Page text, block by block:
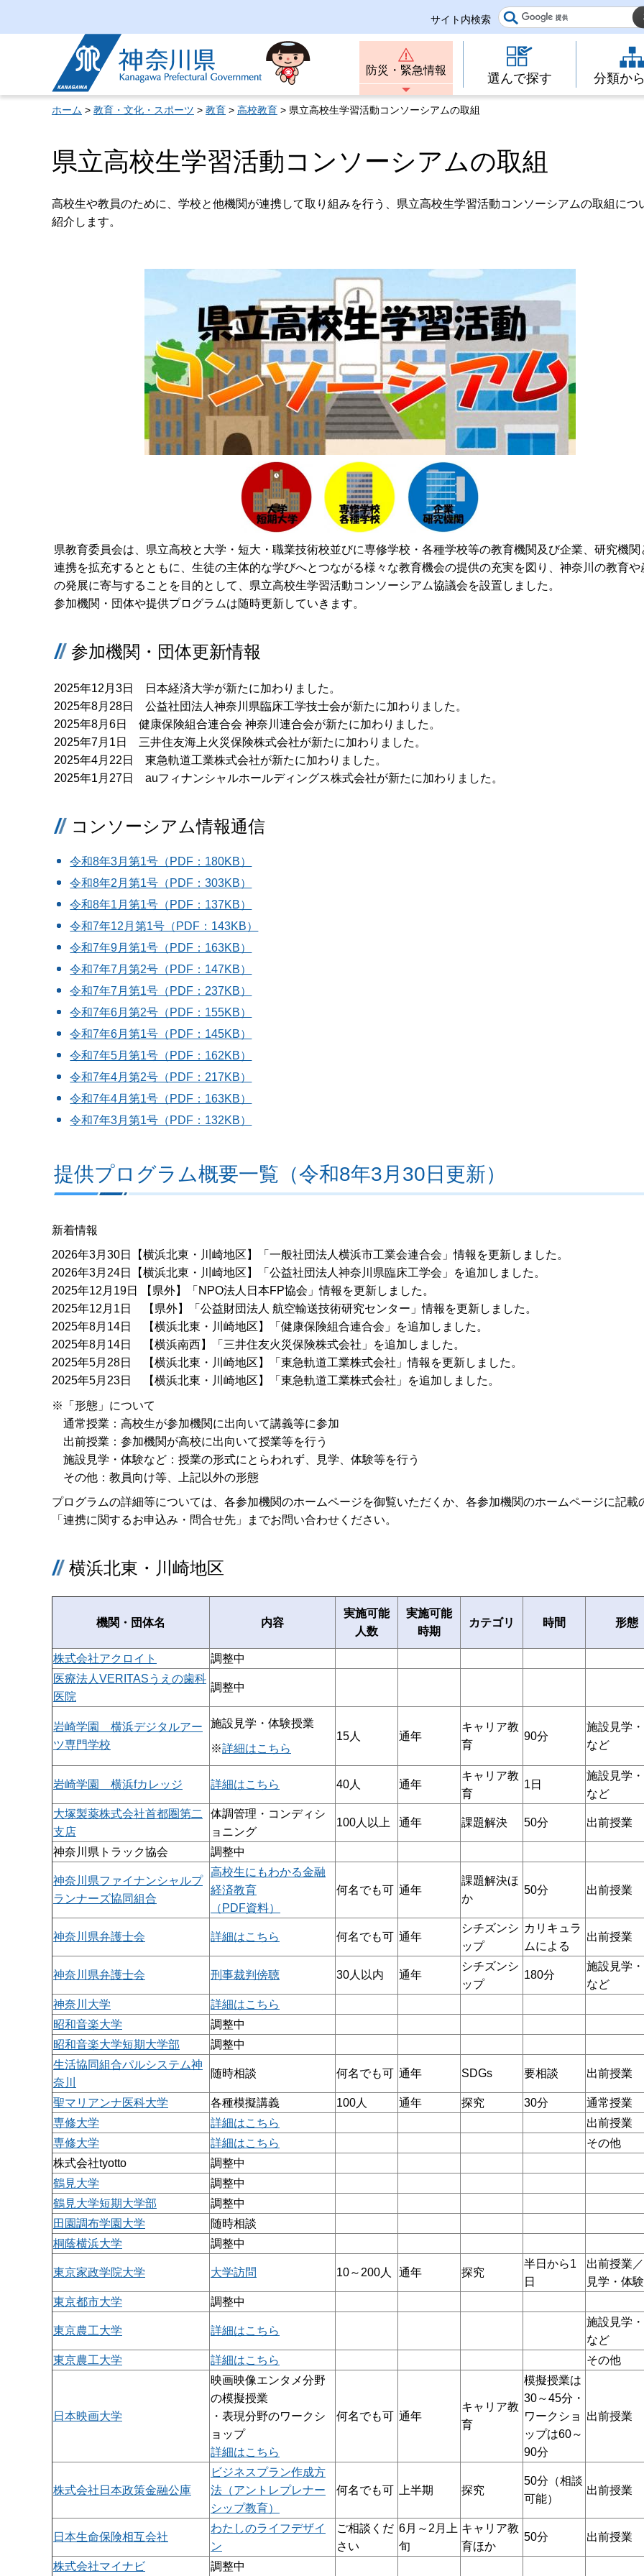
サイト内検索
神奈川県
防災・緊急情報
選んで探す 分類か
ホーム > 教育・文化・スポーツ > 教育 > 高校教育 > 県立高校生学習活動コンソーシアムの取組
県立高校生学習活動コンソーシアムの取組
高校生や教員のために、学校と他機関が連携して取り組みを行う、県立高校生学習活動コンソーシアムの取組につ
紹介します。
県教育委員会は、県立高校と大学・短大・職業技術校並びに専修学校・各種学校等の教育機関及び企業、研究機関
連携を拡充するとともに、生徒の主体的な学びへとつながる様々な教育機会の提供の充実を図り、神奈川の教育や
の発展に寄与することを目的として、県立高校生学習活動コンソーシアム協議会を設置しました。
参加機関・団体や提供プログラムは随時更新していきます。
参加機関・団体更新情報
2025年12月3日 日本経済大学が新たに加わりました。
2025年8月28日 公益社団法人神奈川県臨床工学技士会が新たに加わりました。
2025年8月6日 健康保険組合連合会 神奈川連合会が新たに加わりました。
2025年7月1日 三井住友海上火災保険株式会社が新たに加わりました。
2025年4月22日 東急軌道工業株式会社が新たに加わりました。
2025年1月27日 auフィナンシャルホールディングス株式会社が新たに加わりました。
コンソーシアム情報通信
令和8年3月第1号（PDF：180KB）
令和8年2月第1号（PDF：303KB）
令和8年1月第1号（PDF：137KB）
令和7年12月第1号（PDF：143KB）
令和7年9月第1号（PDF：163KB）
令和7年7月第2号（PDF：147KB）
令和7年7月第1号（PDF：237KB）
令和7年6月第2号（PDF：155KB）
令和7年6月第1号（PDF：145KB）
令和7年5月第1号（PDF：162KB）
令和7年4月第2号（PDF：217KB）
令和7年4月第1号（PDF：163KB）
令和7年3月第1号（PDF：132KB）
提供プログラム概要一覧（令和8年3月30日更新）
新着情報
2026年3月30日【横浜北東・川崎地区】「一般社団法人横浜市工業会連合会」情報を更新しました。
2026年3月24日【横浜北東・川崎地区】「公益社団法人神奈川県臨床工学会」を追加しました。
2025年12月19日 【県外】「NPO法人日本FP協会」情報を更新しました。
2025年12月1日 【県外】「公益財団法人 航空輸送技術研究センター」情報を更新しました。
2025年8月14日 【横浜北東・川崎地区】「健康保険組合連合会」を追加しました。
2025年8月14日 【横浜南西】「三井住友火災保険株式会社」を追加しました。
2025年5月28日 【横浜北東・川崎地区】「東急軌道工業株式会社」情報を更新しました。
2025年5月23日 【横浜北東・川崎地区】「東急軌道工業株式会社」を追加しました。
※「形態」について
通常授業：高校生が参加機関に出向いて講義等に参加
出前授業：参加機関が高校に出向いて授業等を行う
施設見学・体験など：授業の形式にとらわれず、見学、体験等を行う
その他：教員向け等、上記以外の形態
プログラムの詳細等については、各参加機関のホームページを御覧いただくか、各参加機関のホームページに記載
「連携に関するお申込み・問合せ先」までお問い合わせください。
横浜北東・川崎地区
機関・団体名 内容
実施可能
人数
実施可能
時期
カテゴリ 時間 形態
株式会社アクロイト
調整中
医療法人VERITASうえの歯科
医院
調整中
岩崎学園 横浜デジタルアー
ツ専門学校
施設見学・体験授業
※詳細はこちら
15人 通年
キャリア教
育
90分
施設見学
など
岩崎学園 横浜fカレッジ 詳細はこちら 40人 通年
キャリア教
育
1日
施設見学
など
大塚製薬株式会社首都圏第二
支店
体調管理・コンディシ
ョニング
100人以上 通年 課題解決 50分 出前授業
神奈川県トラック協会 調整中
神奈川県ファイナンシャルプ
ランナーズ協同組合
高校生にもわかる金融
経済教育
（PDF資料）
何名でも可 通年
課題解決ほ
か
50分 出前授業
神奈川県弁護士会 詳細はこちら 何名でも可 通年
シチズンシ
ップ
カリキュラ
ムによる
出前授業
神奈川県弁護士会 刑事裁判傍聴 30人以内 通年
シチズンシ
ップ
180分
施設見学
など
神奈川大学
詳細はこちら
昭和音楽大学
調整中
昭和音楽大学短期大学部
調整中
生活協同組合パルシステム神
奈川
随時相談 何名でも可 通年 SDGs 要相談 出前授業
聖マリアンナ医科大学 各種模擬講義 100人 通年 探究 30分
通常授業
専修大学
詳細はこちら
出前授業
専修大学
詳細はこちら
その他
株式会社tyotto
調整中
鶴見大学
調整中
鶴見大学短期大学部
調整中
田園調布学園大学
随時相談
桐蔭横浜大学
調整中
東京家政学院大学 大学訪問 10～200人 通年 探究
半日から1
日
出前授業
見学・体
東京都市大学
調整中
東京農工大学 詳細はこちら
施設見学
など
東京農工大学
詳細はこちら その他
日本映画大学
映画映像エンタメ分野
の模擬授業
・表現分野のワークシ
ョップ
詳細はこちら
何名でも可 通年
キャリア教
育
模擬授業は
30～45分・
ワークショ
ップは60～
90分
出前授業
株式会社日本政策金融公庫
ビジネスプラン作成方
法（アントレプレナー
シップ教育）
何名でも可 上半期 探究
50分（相談
可能）
出前授業
日本生命保険相互会社
わたしのライフデザイ
ン
ご相談くだ
さい
6月～2月上
旬
キャリア教
育ほか
50分 出前授業
株式会社マイナビ 調整中